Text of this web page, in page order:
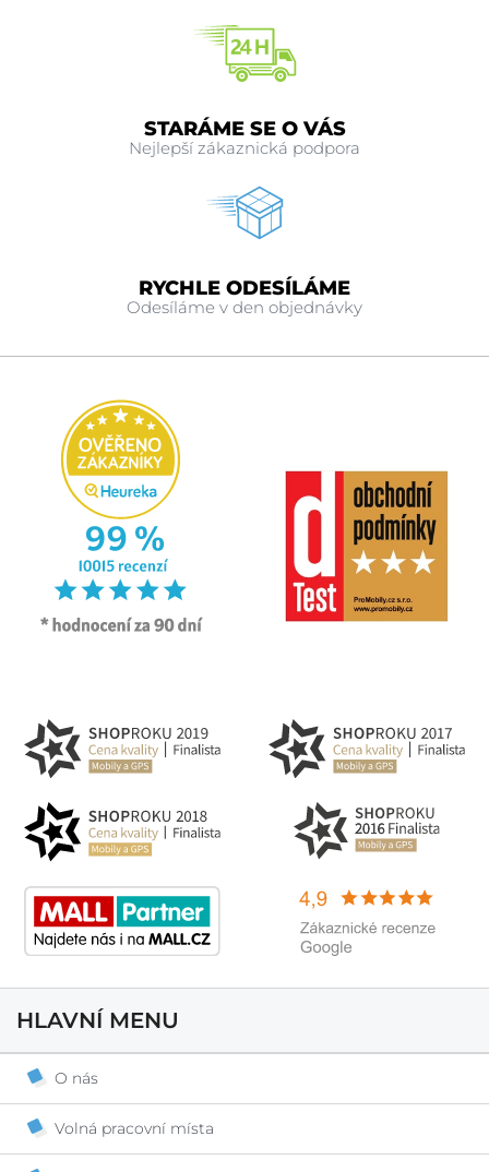
STARÁME SE O VÁS
Nejlepší zákaznická podpora
RYCHLE ODESÍLÁME
Odesíláme v den objednávky
HLAVNÍ MENU
O nás
Volná pracovní místa